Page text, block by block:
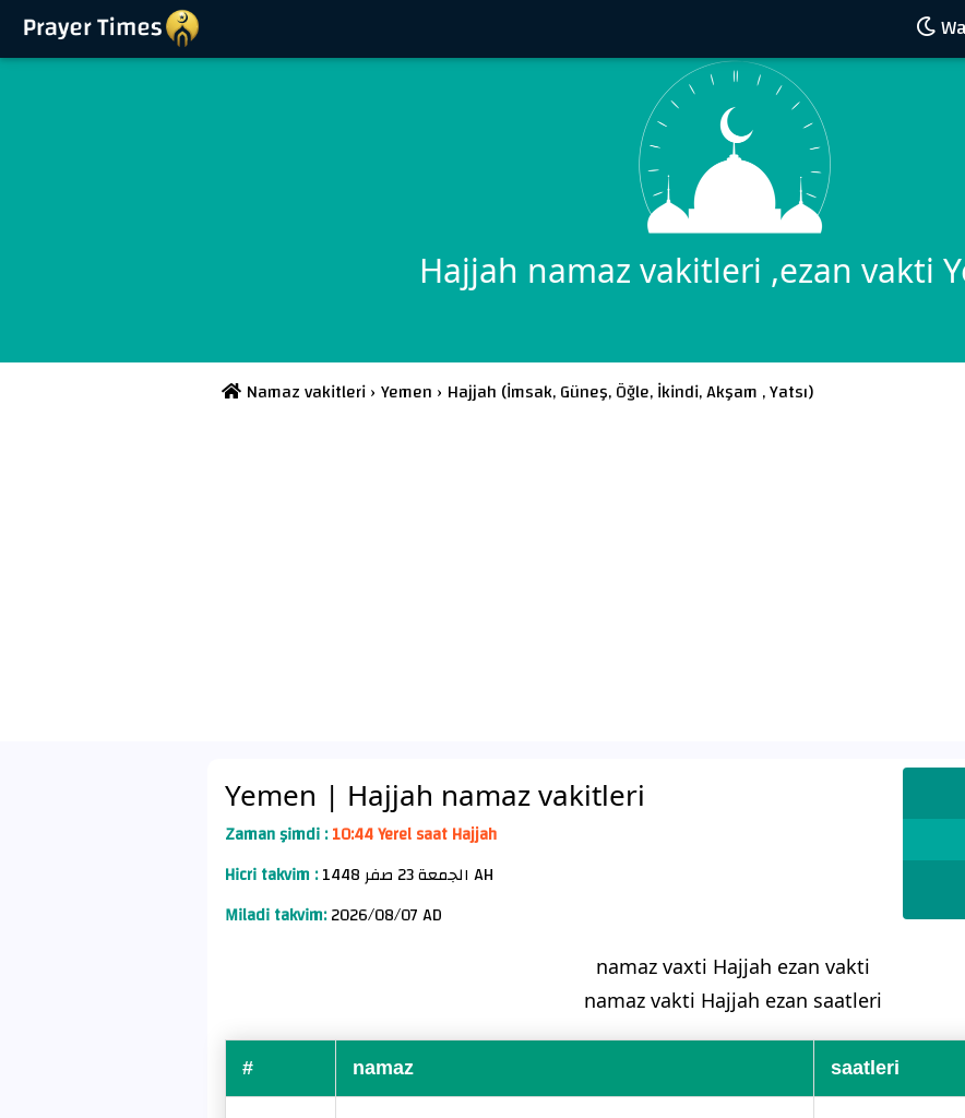
Hajjah namaz vakitleri ,ezan vakti
Namaz vakitleri› Yemen › Hajjah (İmsak,Güneş,Öğle,İkindi,Akşam ,Yatsı)
Yemen | Hajjah namaz vakitleri
Zaman şimdi :10:44 Yerel saat Hajjah
Hicri takvim :
الجمعة 23 صفر 1448 AH
Miladi takvim:2026/08/07 AD
namaz vaxti Hajjah ezan vakti
namaz vakti Hajjah ezan saatleri
# namaz saatleri